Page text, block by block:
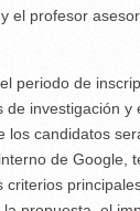
el profesor
periodo de
de investigación y
los candidatos
de Google,
criterios